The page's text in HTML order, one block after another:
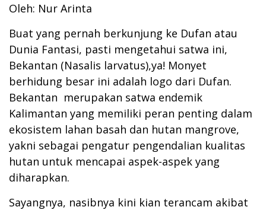
Oleh: Nur Arinta
Buat yang pernah berkunjung ke Dufan atau
Dunia Fantasi, pasti mengetahui satwa ini,
Bekantan (Nasalis larvatus),ya! Monyet
berhidung besar ini adalah logo dari Dufan.
Bekantan merupakan satwa endemik
Kalimantan yang memiliki peran penting dalam
ekosistem lahan basah dan hutan mangrove,
yakni sebagai pengatur pengendalian kualitas
hutan untuk mencapai aspek-aspek yang
diharapkan.
Sayangnya, nasibnya kini kian terancam akibat